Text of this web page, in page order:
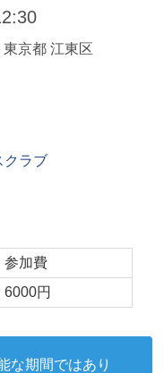
東京都 江東区
クラブ
参加費
6000円
な期間ではあり